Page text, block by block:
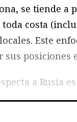
se tiende a
toda costa
Este
sus posiciones
a Rusia